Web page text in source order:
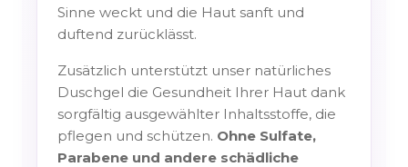
Sinne weckt und die Haut sanft und
duftend zurücklässt.
Zusätzlich unterstützt unser natürliches
Duschgel die Gesundheit Ihrer Haut dank
sorgfältig ausgewählter Inhaltsstoffe, die
pflegen und schützen. Ohne Sulfate,
Parabene und andere schädliche